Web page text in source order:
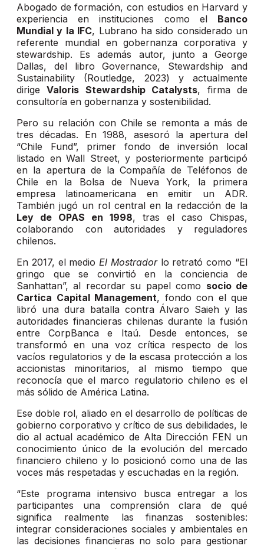
Abogado de formación, con estudios en Harvard y
experiencia en instituciones como el Banco
Mundial y la IFC, Lubrano ha sido considerado un
referente mundial en gobernanza corporativa y
stewardship. Es además autor, junto a George
Dallas, del libro Governance, Stewardship and
Sustainability (Routledge, 2023) y actualmente
dirigeValoris Stewardship Catalysts, firma de
consultoría en gobernanza y sostenibilidad.
Pero su relación con Chile se remonta a más de
tres décadas. En 1988, asesoró la apertura del
“Chile Fund”, primer fondo de inversión local
listado en Wall Street, y posteriormente participó
en la apertura de la Compañía de Teléfonos de
Chile en la Bolsa de Nueva York, la primera
empresa latinoamericana en emitir un ADR.
También jugó un rol central en la redacción de la
Ley de OPAS en 1998, tras el caso Chispas,
colaborando con autoridades y reguladores
chilenos.
En 2017, el medio El Mostradorlo retrató como “El
gringo que se convirtió en la conciencia de
Sanhattan”, al recordar su papel como socio de
Cartica Capital Management, fondo con el que
libró una dura batalla contra Álvaro Saieh y las
autoridades financieras chilenas durante la fusión
entre CorpBanca e Itaú. Desde entonces, se
transformó en una voz crítica respecto de los
vacíos regulatorios y de la escasa protección a los
accionistas minoritarios, al mismo tiempo que
reconocía que el marco regulatorio chileno es el
más sólido de América Latina.
Ese doble rol, aliado en el desarrollo de políticas de
gobierno corporativo y crítico de sus debilidades, le
dio al actual académico de Alta Dirección FEN un
conocimiento único de la evolución del mercado
financiero chileno y lo posicionó como una de las
voces más respetadas y escuchadas en la región.
“Este programa intensivo busca entregar a los
participantes una comprensión clara de qué
significa realmente las finanzas sostenibles:
integrar consideraciones sociales y ambientales en
las decisiones financieras no solo para gestionar